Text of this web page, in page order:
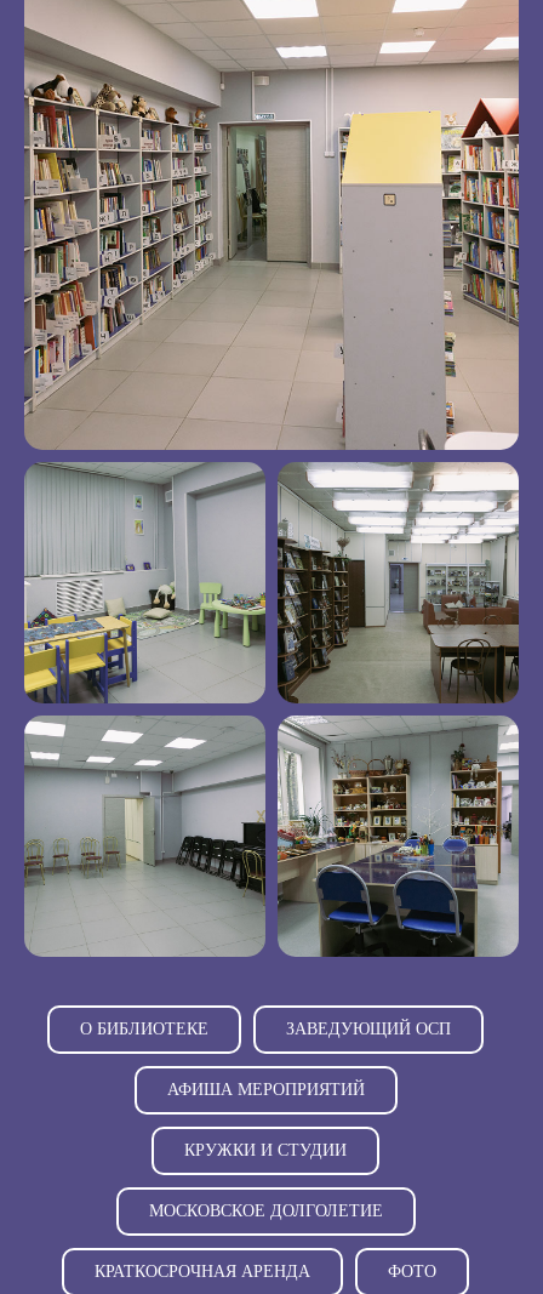
О БИБЛИОТЕКЕ ЗАВЕДУЮЩИЙ ОСП
АФИША МЕРОПРИЯТИЙ
КРУЖКИ И СТУДИИ
МОСКОВСКОЕ ДОЛГОЛЕТИЕ
КРАТКОСРОЧНАЯ АРЕНДА ФОТО